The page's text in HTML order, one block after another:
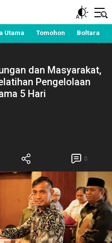
Kawanua, Politik,
dan Nasional
Utama Tomohon Boltara
dan Masyarakat,
Pengelolaan
5 Hari
0